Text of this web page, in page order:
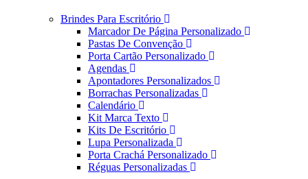
Brindes Para Escritório
Marcador De Página Personalizado
Pastas De Convenção
Porta Cartão Personalizado
Agendas
Apontadores Personalizados
Borrachas Personalizadas
Calendário
Kit Marca Texto
Kits De Escritório
Lupa Personalizada
Porta Crachá Personalizado
Réguas Personalizadas